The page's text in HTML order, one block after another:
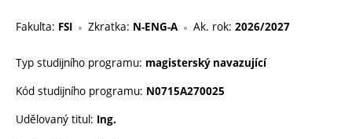
Fakulta: FSI Zkratka: N-ENG-A Ak. rok: 2026/2027
Typ studijního programu: magisterský navazující
Kód studijního programu: N0715A270025
Udělovaný titul: Ing.